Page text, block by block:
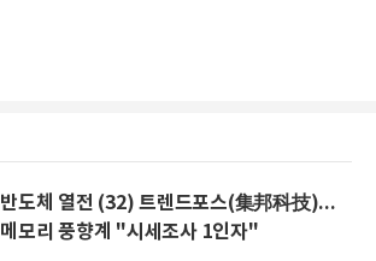
반도체 열전 (32) 트렌드포스(集邦科技)...
메모리 풍향계 "시세조사 1인자"